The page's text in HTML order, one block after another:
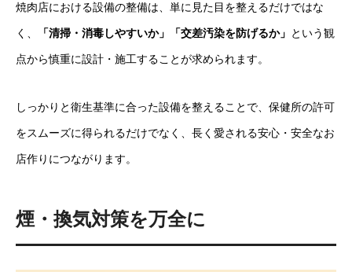
焼肉店における設備の整備は、単に見た目を整えるだけではな
く、 「清掃・消毒しやすいか」「交差汚染を防げるか」 という観
点から慎重に設計・施工することが求められます。
しっかりと衛生基準に合った設備を整えることで、保健所の許可
をスムーズに得られるだけでなく、長く愛される安心・安全なお
店作りにつながります。
煙・換気対策を万全に